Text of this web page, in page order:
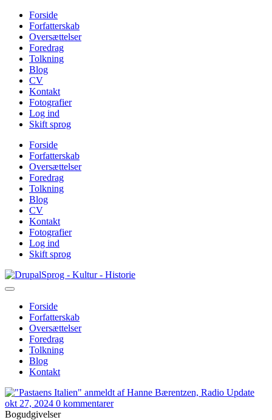
Forside
Forfatterskab
Oversættelser
Foredrag
Tolkning
Blog
CV
Kontakt
Fotografier
Log ind
Skift sprog
Forside
Forfatterskab
Oversættelser
Foredrag
Tolkning
Blog
CV
Kontakt
Fotografier
Log ind
Skift sprog
Gå
til
Sprog - Kultur - Historie
Primær
navigation
Forside
Forfatterskab
Oversættelser
Foredrag
Tolkning
Blog
Kontakt
okt 27, 2024 0 kommentarer
Bogudgivelser